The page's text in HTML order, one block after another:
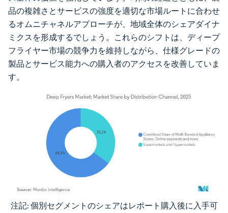
品の複雑さとサービスの強度を適切な市場ルートに合わせ
るオムニチャネルアプローチが、地域全体のシェアダイナ
ミクスを形成するでしょう。これらのシフトは、ディープ
フライヤー市場の競争力を維持しながら、仕様グレードの
製品とサービス能力への購入者のアクセスを改善していま
す。
画像 © Mordor Intelligence。再利用にはCC BY 4.0の表示が必要です。
注記: 個別セグメントのシェアはレポート購入後に入手可